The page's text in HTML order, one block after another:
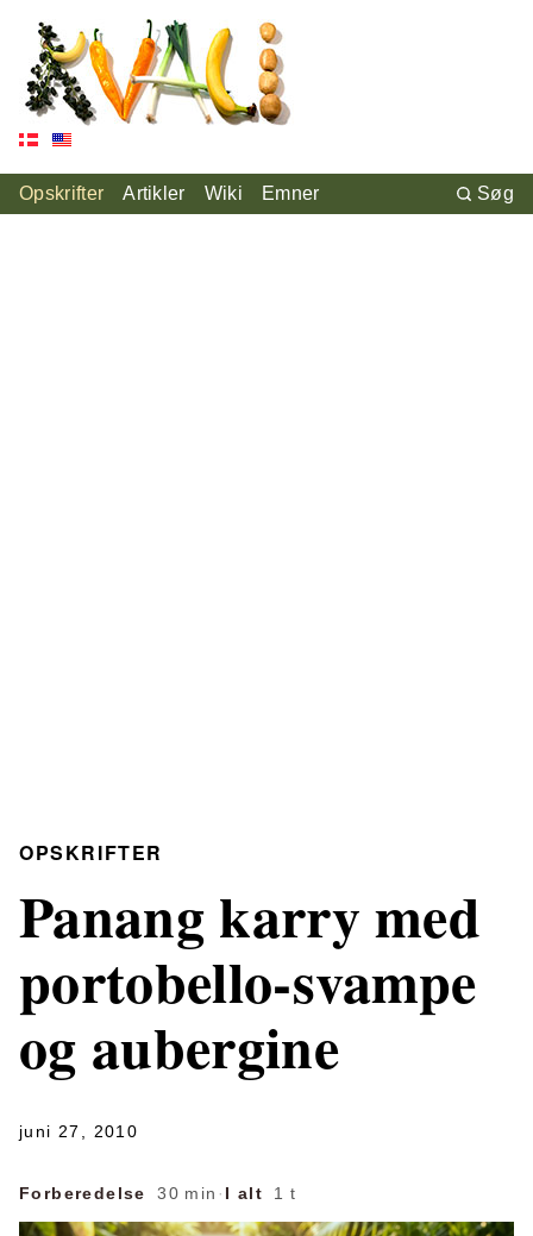
Opskrifter Artikler Wiki Emner Søg
OPSKRIFTER
Panang karry med
portobello-svampe
og aubergine
juni 27, 2010
Forberedelse 30 min · I alt 1 t